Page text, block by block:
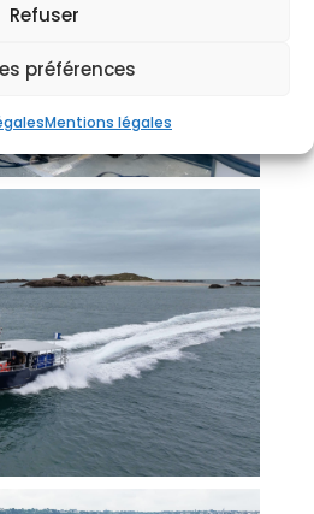
Refuser
préférences
Mentions légales